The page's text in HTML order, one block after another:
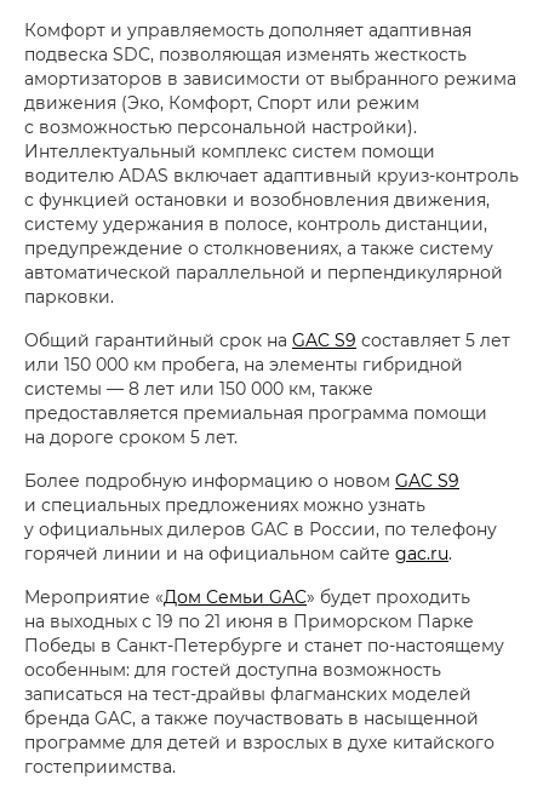
Комфорт и управляемость дополняет адаптивная
подвеска SDC, позволяющая изменять жесткость
амортизаторов в зависимости от выбранного режима
движения (Эко, Комфорт, Спорт или режим
с возможностью персональной настройки).
Интеллектуальный комплекс систем помощи
водителю ADAS включает адаптивный круиз-контроль
с функцией остановки и возобновления движения,
систему удержания в полосе, контроль дистанции,
предупреждение о столкновениях, а также систему
автоматической параллельной и перпендикулярной
парковки.
Общий гарантийный срок на GAC S9 составляет 5 лет
или 150 000 км пробега, на элементы гибридной
системы — 8 лет или 150 000 км, также
предоставляется премиальная программа помощи
на дороге сроком 5 лет.
Более подробную информацию о новом GAC S9
и специальных предложениях можно узнать
у официальных дилеров GAC в России, по телефону
горячей линии и на официальном сайте gac.ru.
Мероприятие «Дом Семьи GAC» будет проходить
на выходных с 19 по 21 июня в Приморском Парке
Победы в Санкт-Петербурге и станет по-настоящему
особенным: для гостей доступна возможность
записаться на тест-драйвы флагманских моделей
бренда GAC, а также поучаствовать в насыщенной
программе для детей и взрослых в духе китайского
гостеприимства.